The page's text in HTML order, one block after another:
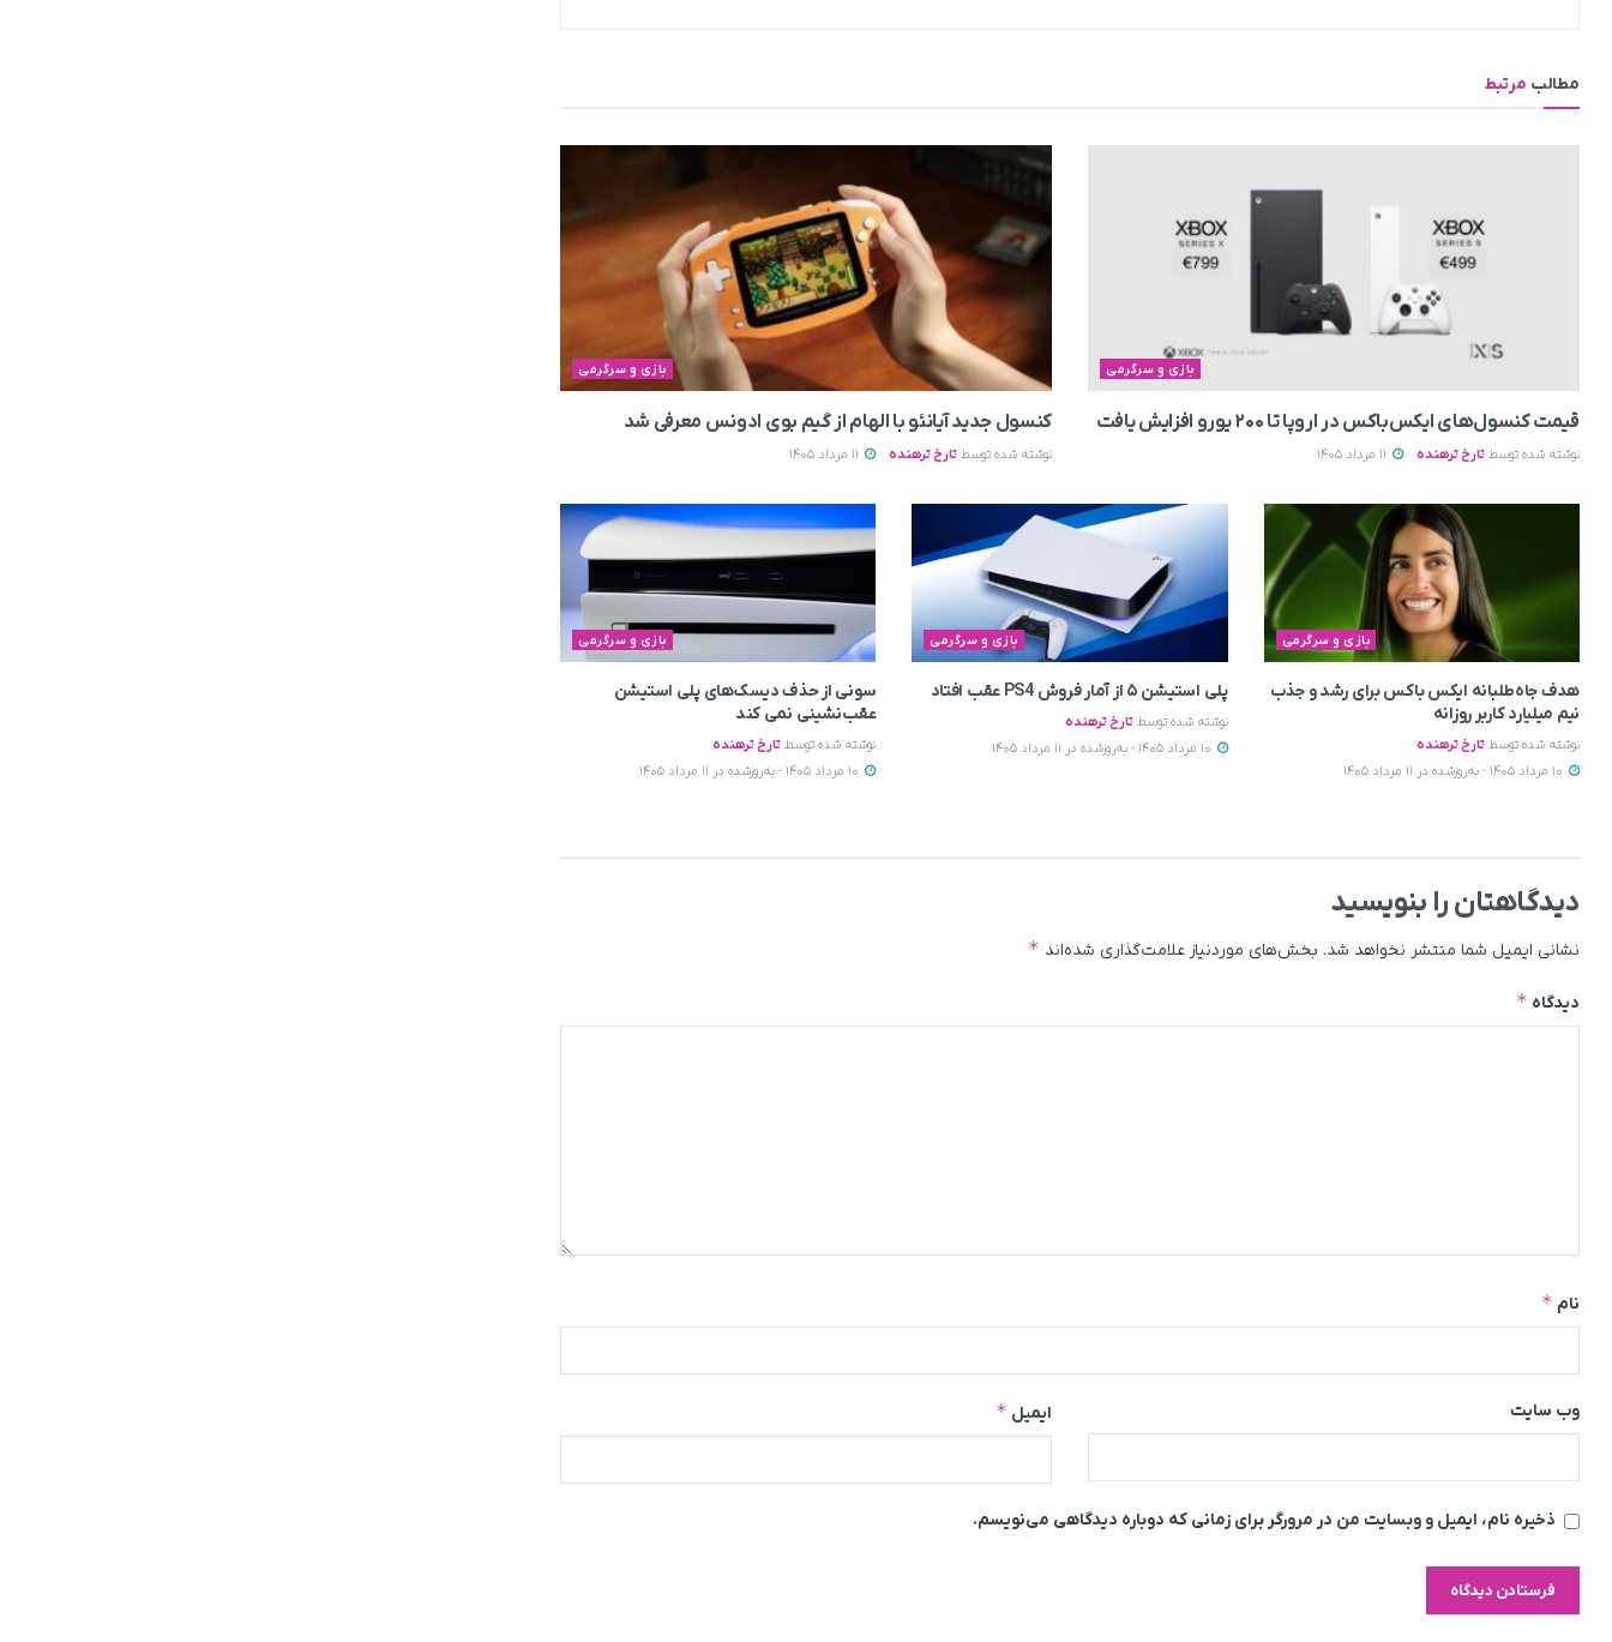
مطالب مرتبط
بازی و سرگرمی
قیمت کنسول‌های ایکس‌باکس در اروپا تا ۲۰۰ یورو افزایش یافت
نوشته شده توسط تارخ ترهنده
بازی و سرگرمی
کنسول جدید آیانئو با الهام از گیم بوی ادونس معرفی شد
نوشته شده توسط تارخ ترهنده
بازی و سرگرمی
هدف جاه‌طلبانه ایکس باکس برای رشد و جذب
نیم میلیارد کاربر روزانه
نوشته شده توسط تارخ ترهنده
بازی و سرگرمی
پلی استیشن ۵ از آمار فروش PS4 عقب افتاد
نوشته شده توسط تارخ ترهنده
بازی و سرگرمی
سونی از حذف دیسک‌های پلی استیشن
عقب‌نشینی نمی‌ کند
نوشته شده توسط تارخ ترهنده
دیدگاهتان را بنویسید
نشانی ایمیل شما منتشر نخواهد شد. بخش‌های موردنیاز علامت‌گذاری شده‌اند *
دیدگاه *
نام *
ایمیل * وب‌ سایت
ذخیره نام، ایمیل و وبسایت من در مرورگر برای زمانی که دوباره دیدگاهی می‌نویسم.